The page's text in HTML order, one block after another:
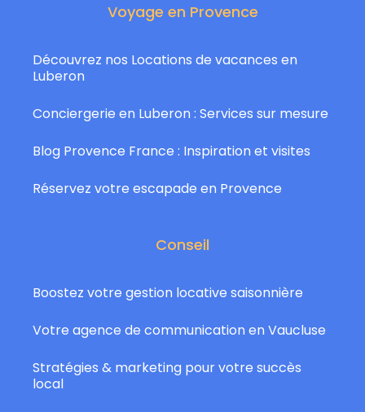
Voyage en Provence
Découvrez nos Locations de vacances en
Luberon
Conciergerie en Luberon : Services sur mesure
Blog Provence France : Inspiration et visites
Réservez votre escapade en Provence
Conseil
Boostez votre gestion locative saisonnière
Votre agence de communication en Vaucluse
Stratégies & marketing pour votre succès
local